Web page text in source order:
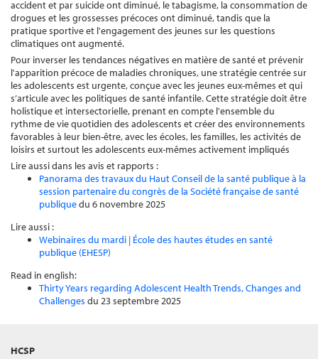
accident et par suicide ont diminué, le tabagisme, la consommation de
drogues et les grossesses précoces ont diminué, tandis que la
pratique sportive et l'engagement des jeunes sur les questions
climatiques ont augmenté.
Pour inverser les tendances négatives en matière de santé et prévenir
l'apparition précoce de maladies chroniques, une stratégie centrée sur
les adolescents est urgente, conçue avec les jeunes eux-mêmes et qui
s’articule avec les politiques de santé infantile. Cette stratégie doit être
holistique et intersectorielle, prenant en compte l'ensemble du
rythme de vie quotidien des adolescents et créer des environnements
favorables à leur bien-être, avec les écoles, les familles, les activités de
loisirs et surtout les adolescents eux-mêmes activement impliqués
Lire aussi dans les avis et rapports :
Panorama des travaux du Haut Conseil de la santé publique à la
session partenaire du congrès de la Société française de santé
publiquedu 6 novembre 2025
Lire aussi :
Webinaires du mardi | École des hautes études en santé
publique (EHESP)
Read in english:
Thirty Years regarding Adolescent Health Trends, Changes and
Challenges du 23 septembre 2025
HCSP